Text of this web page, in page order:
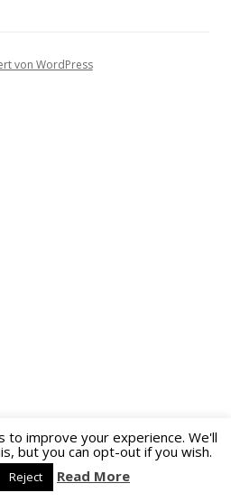
von WordPress
to improve your experience. We'll
but you can opt-out if you wish.
Reject Read More